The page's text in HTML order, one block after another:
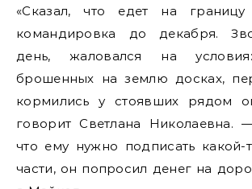
«Сказал, что едет на
командировка до декабря.
день, жаловался на
брошенных на землю досках,
кормились у стоявших рядом
говорит Светлана Николаевна.
что ему нужно подписать какой-
части, он попросил денег на